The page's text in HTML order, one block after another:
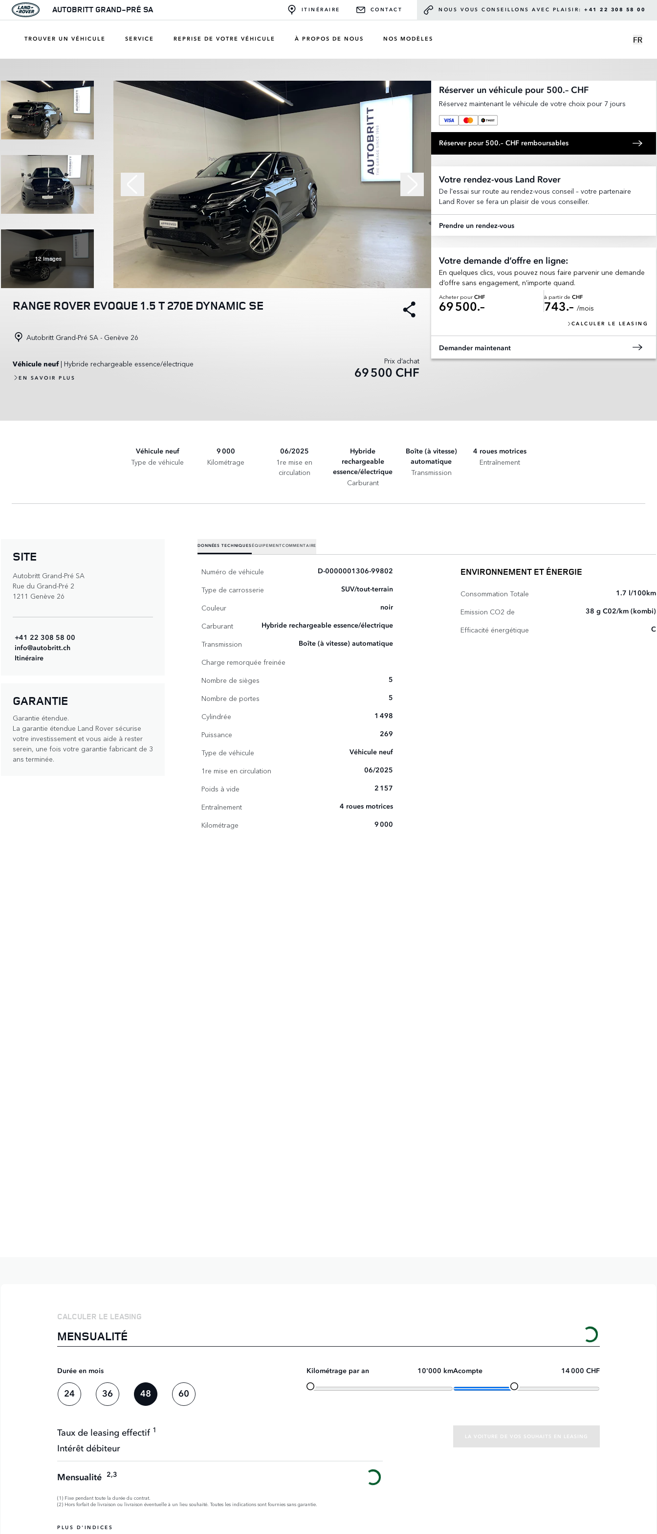
AUTOBRITT GRAND-PRÉ SA ITINÉRAIRE CONTACT NOUS VOUS CONSEILLONS AVEC PLAISIR: +41 22 308 58 00
TROUVER UN VÉHICULE SERVICE REPRISE DE VOTRE VÉHICULE À PROPOS DE NOUS NOS MODÈLES FR
12 Images
RANGE ROVER EVOQUE 1.5 T 270E DYNAMIC SE
Autobritt Grand-Pré SA - Genève 26
Véhicule neuf| Hybride rechargeable essence/électrique
EN SAVOIR PLUS
Prix d’achat
69 500 CHF
Réserver un véhicule pour 500.– CHF
Réservez maintenant le véhicule de votre choix pour 7 jours
Réserver pour 500.– CHF remboursables
Votre rendez-vous Land Rover
De l'essai sur route au rendez-vous conseil – votre partenaire
Land Rover se fera un plaisir de vous conseiller.
Prendre un rendez-vous
Votre demande d’offre en ligne:
En quelques clics, vous pouvez nous faire parvenir une demande
d’offre sans engagement, n’importe quand.
Acheter pour CHF
69 500.–
à partir de CHF
743.– /mois
CALCULER LE LEASING
Demander maintenant
Véhicule neuf
Type de véhicule
9 000
Kilométrage
06/2025
1re mise en
circulation
Hybride
rechargeable
essence/électrique
Carburant
Boîte (à vitesse)
automatique
Transmission
4 roues motrices
Entraînement
DONNÉES TECHNIQUES ÉQUIPEMENT COMMENTAIRE
Numéro de véhicule D-0000001306-99802
Type de carrosserie SUV/tout-terrain
Couleur noir
Carburant Hybride rechargeable essence/électrique
Transmission Boîte (à vitesse) automatique
Charge remorquée freinée
Nombre de sièges
5
Nombre de portes 5
Cylindrée 1 498
Puissance 269
Type de véhicule Véhicule neuf
1re mise en circulation 06/2025
Poids à vide 2 157
Entraînement 4 roues motrices
Kilométrage 9 000
ENVIRONNEMENT ET ÉNERGIE
Consommation Totale 1.7 l/100km
Emission CO2 de 38 g C02/km (kombi)
Efficacité énergétique C
SITE
Autobritt Grand-Pré SA
Rue du Grand-Pré 2
1211 Genève 26
+41 22 308 58 00
info@autobritt.ch
Itinéraire
GARANTIE
Garantie étendue.
La garantie étendue Land Rover sécurise
votre investissement et vous aide à rester
serein, une fois votre garantie fabricant de 3
ans terminée.
CALCULER LE LEASING
MENSUALITÉ
Durée en mois
24 36 48 60
Kilométrage par an 10'000 kmAcompte 14 000 CHF
Taux de leasing effectif 1
Intérêt débiteur
Mensualité 2,3
(1) Fixe pendant toute la durée du contrat.
(2) Hors forfait de livraison ou livraison éventuelle à un lieu souhaité. Toutes les indications sont fournies sans garantie.
LA VOITURE DE VOS SOUHAITS EN LEASING
PLUS D'INDICES